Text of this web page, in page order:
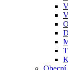
Obecní